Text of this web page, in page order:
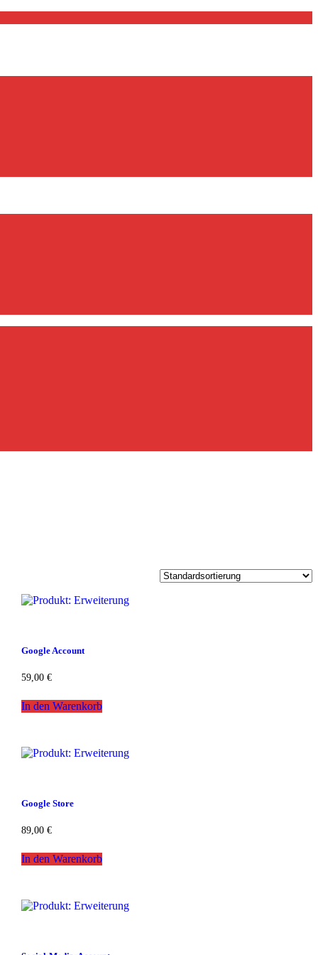
Google Account
59,00 €
In den Warenkorb
Google Store
89,00 €
In den Warenkorb